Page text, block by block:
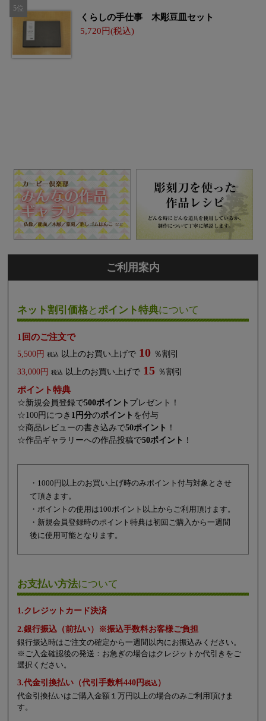
くらしの手仕事 木彫豆皿セット
5,720
ご利用案内
ネット割引価格とポイント特典について
1回のご注文で
5,500円 税込 以上のお買い上げで 10 ％割引
33,000円
税込 以上のお買い上げで 15 ％割引
ポイント特典
☆新規会員登録で500ポイント プレゼント！
☆100円につき 1円分のポイント を付与
☆商品レビューの書き込みで50ポイント ！
☆作品ギャラリーへの作品投稿で50ポイント ！
・1000円以上のお買い上げ時のみポイント付与対象とさせ
て頂きます。
・ポイントの使用は100ポイント以上からご利用頂けます。
・新規会員登録時のポイント特典は初回ご購入から一週間
後に使用可能となります。
お支払い方法について
1.クレジットカード決済
2.銀行振込（前払い）※振込手数料お客様ご負担
銀行振込時はご注文の確定から一週間以内にお振込みください。
※ご入金確認後の発送：お急ぎの場合はクレジットか代引きをご
選択ください。
3.代金引換払い（代引手数料440円税込）
代金引換払いはご購入金額１万円以上の場合のみご利用頂けま
す。